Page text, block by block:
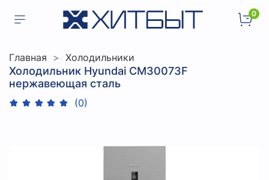
0
Главная Холодильники
Холодильник Hyundai CM30073F
нержавеющая сталь
(0)